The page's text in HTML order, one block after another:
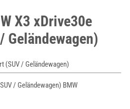
X3 xDrive30e
Geländewagen)
/ Geländewagen) BMW